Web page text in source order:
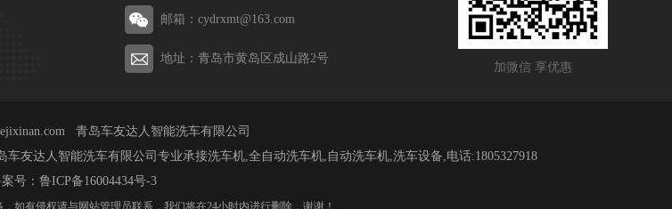
加微信 享优惠
邮箱：cydrxmt@163.com
地址：青岛市黄岛区成山路2号
青岛车友达人智能洗车有限公司
友达人智能洗车有限公司专业承接洗车机,全自动洗车机,自动洗车机,洗车设备,电话:1805327918
号： 鲁ICP备16004434号-3
如有侵权请与网站管理员联系，我们将在24小时内进行删除，谢谢！